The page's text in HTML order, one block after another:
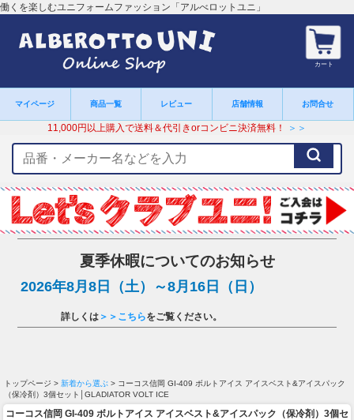
働くを楽しむユニフォームファッション「アルべロットユニ」
カート
マイページ 商品一覧 レビュー 店舗情報 お問合せ
11,000円以上購入で送料＆代引きorコンビニ決済無料！ ＞＞
ー
ワ
ー
ド
夏季休暇についてのお知らせ
2026年8月8日（土）～8月16日（日）
詳しくは ＞＞こちらをご覧ください。
トップページ > 新着から選ぶ > コーコス信岡 GI-409 ボルトアイス アイスベスト&アイスパック
（保冷剤）3個セット│GLADIATOR VOLT ICE
コーコス信岡 GI-409 ボルトアイス アイスベスト&アイスパック（保冷剤）3個セ